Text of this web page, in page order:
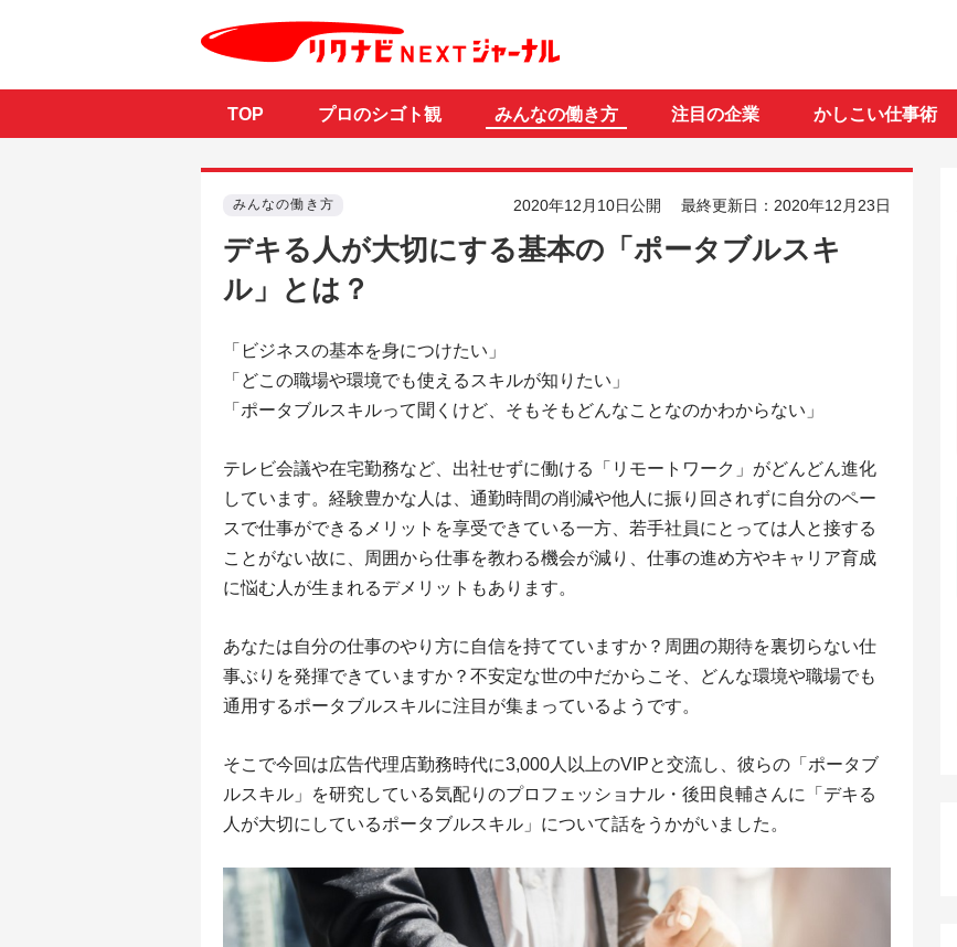
TOP プロのシゴト観 みんなの働き方 注目の企業 かしこい仕事術
みんなの働き方 2020年12月10日公開 最終更新日：2020年12月23日
デキる人が大切にする基本の「ポータブルスキ
ル」とは？
「ビジネスの基本を身につけたい」
「どこの職場や環境でも使えるスキルが知りたい」
「ポータブルスキルって聞くけど、そもそもどんなことなのかわからない」
テレビ会議や在宅勤務など、出社せずに働ける「リモートワーク」がどんどん進化
しています。経験豊かな人は、通勤時間の削減や他人に振り回されずに自分のペー
スで仕事ができるメリットを享受できている一方、若手社員にとっては人と接する
ことがない故に、周囲から仕事を教わる機会が減り、仕事の進め方やキャリア育成
に悩む人が生まれるデメリットもあります。
あなたは自分の仕事のやり方に自信を持てていますか？周囲の期待を裏切らない仕
事ぶりを発揮できていますか？不安定な世の中だからこそ、どんな環境や職場でも
通用するポータブルスキルに注目が集まっているようです。
そこで今回は広告代理店勤務時代に3,000人以上のVIPと交流し、彼らの「ポータブ
ルスキル」を研究している気配りのプロフェッショナル・後田良輔さんに「デキる
人が大切にしているポータブルスキル」について話をうかがいました。